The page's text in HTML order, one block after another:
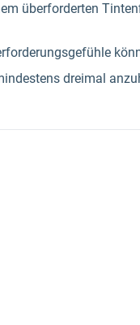
überforderten
dreimal